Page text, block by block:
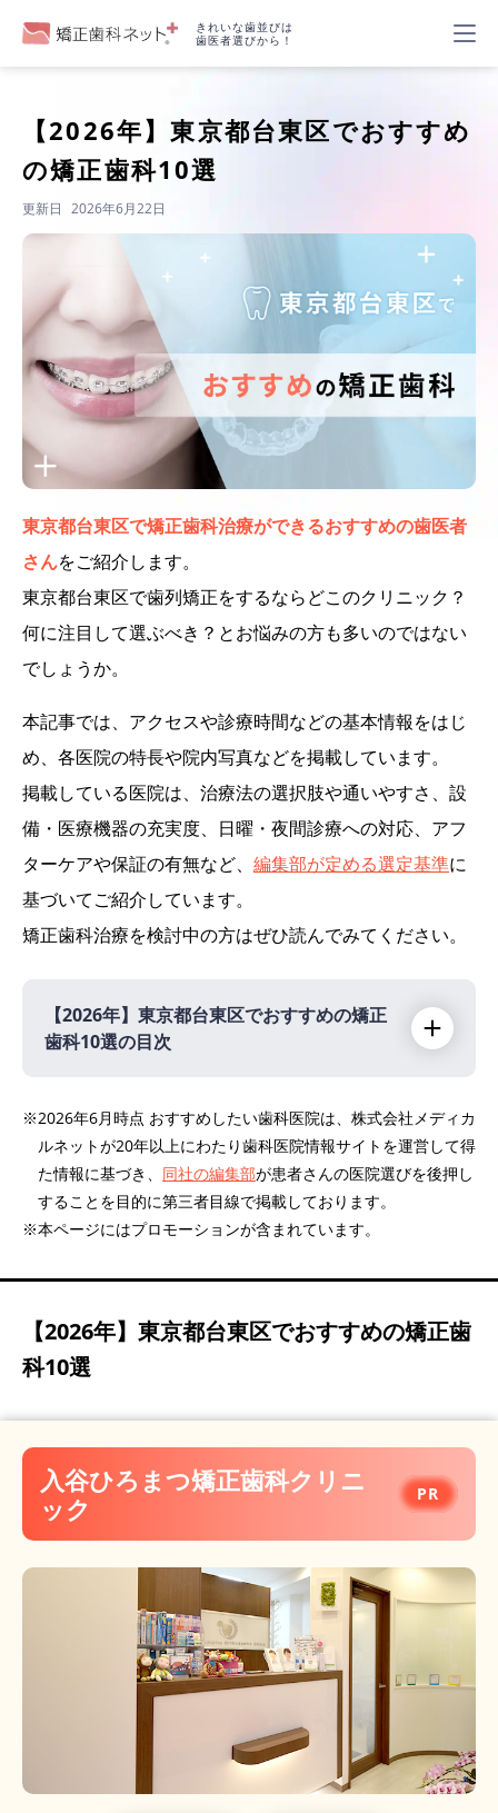
きれいな歯並びは
歯医者選びから！
【2026年】東京都台東区でおすすめ
の矯正歯科10選
更新日 2026年6月22日
東京都台東区で矯正歯科治療ができるおすすめの歯医者
さんをご紹介します。
東京都台東区で歯列矯正をするならどこのクリニック？
何に注目して選ぶべき？とお悩みの方も多いのではない
でしょうか。
本記事では、アクセスや診療時間などの基本情報をはじ
め、各医院の特長や院内写真などを掲載しています。
掲載している医院は、治療法の選択肢や通いやすさ、設
備・医療機器の充実度、日曜・夜間診療への対応、アフ
ターケアや保証の有無など、 編集部が定める選定基準に
基づいてご紹介しています。
矯正歯科治療を検討中の方はぜひ読んでみてください。
【2026年】 東京都台東区でおすすめの矯正
歯科10選の目次
入谷ひろまつ矯正歯科クリニック PR
たいとう矯正歯科
中野歯科クリニック
ク
浅草KT歯科
マツザカヤデンタルクリニック
小野歯科医院
さや歯科医院
※2026年6月時点 おすすめしたい歯科医院は、株式会社メディカ
ルネットが20年以上にわたり歯科医院情報サイトを運営して得
た情報に基づき、 同社の編集部が患者さんの医院選びを後押し
することを目的に第三者目線で掲載しております。
※本ページにはプロモーションが含まれています。
【2026年】 東京都台東区でおすすめの矯正歯
科10選
入谷ひろまつ矯正歯科クリニ
ック